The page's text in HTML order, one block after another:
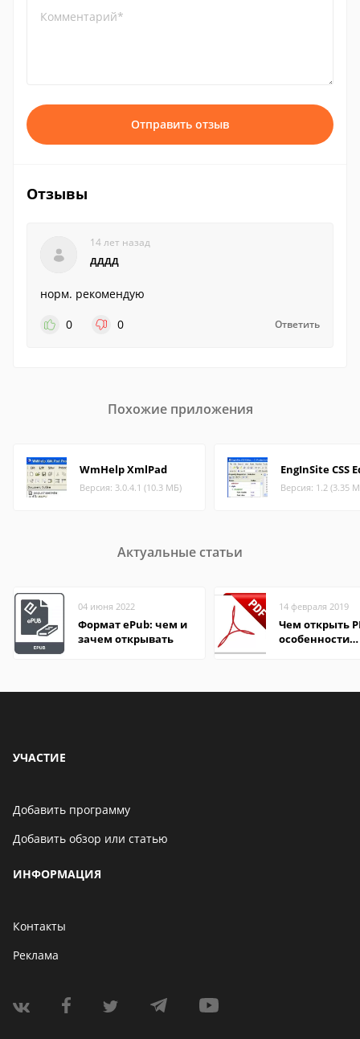
Комментарий*
Отправить отзыв
Отзывы
14 лет назад
дддд
норм. рекомендую
0
0 Ответить
Похожие приложения
WmHelp XmlPad
Версия: 3.0.4.1 (10.3 МБ)
EngInSite CSS
Версия: 1.2 (3.35
Актуальные статьи
04 июня 2022
Формат ePub: чем и
зачем открывать
14 февраля 2019
Чем открыть
особенности
УЧАСТИЕ
Добавить программу
Добавить обзор или статью
ИНФОРМАЦИЯ
Контакты
Реклама